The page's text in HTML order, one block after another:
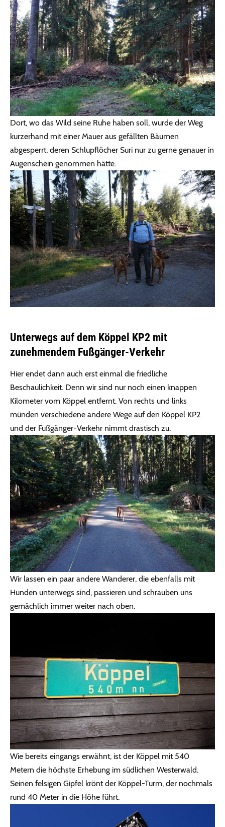
Dort, wo das Wild seine Ruhe haben soll, wurde der Weg
kurzerhand mit einer Mauer aus gefällten Bäumen
abgesperrt, deren Schlupflöcher Suri nur zu gerne genauer in
Augenschein genommen hätte.
Unterwegs auf dem Köppel KP2 mit
zunehmendem Fußgänger-Verkehr
Hier endet dann auch erst einmal die friedliche
Beschaulichkeit. Denn wir sind nur noch einen knappen
Kilometer vom Köppel entfernt. Von rechts und links
münden verschiedene andere Wege auf den Köppel KP2
und der Fußgänger-Verkehr nimmt drastisch zu.
Wir lassen ein paar andere Wanderer, die ebenfalls mit
Hunden unterwegs sind, passieren und schrauben uns
gemächlich immer weiter nach oben.
Wie bereits eingangs erwähnt, ist der Köppel mit 540
Metern die höchste Erhebung im südlichen Westerwald.
Seinen felsigen Gipfel krönt der Köppel-Turm, der nochmals
rund 40 Meter in die Höhe führt.